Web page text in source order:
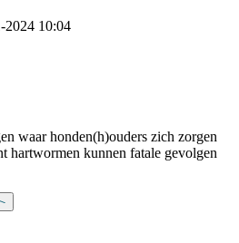
2024 10:04
waar honden(h)ouders zich zorgen
hartwormen kunnen fatale gevolgen